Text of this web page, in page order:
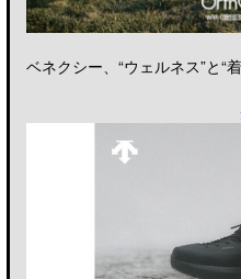
ベネクシー、“ウェルネス”と“